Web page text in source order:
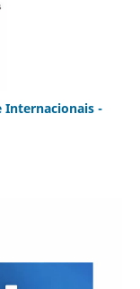
Internacionais -